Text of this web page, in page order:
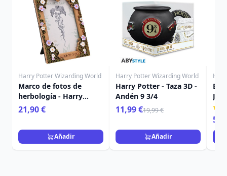
Harry Potter Wizarding World
Marco de fotos de
herbología - Harry
Potter
21,90 €
Añadir
Harry Potter Wizarding World
Harry Potter - Taza 3D -
Andén 9 3/4
11,99 €19,99 €
Añadir
El